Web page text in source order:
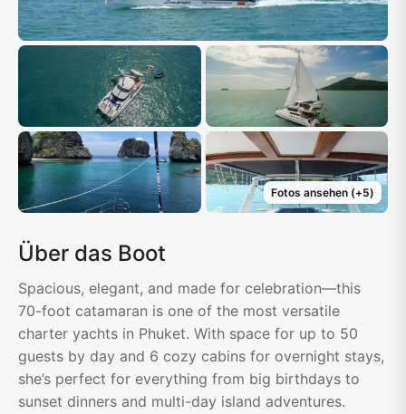
Fotos ansehen(+5)
Über das Boot
Spacious, elegant, and made for celebration—this
70-foot catamaran is one of the most versatile
charter yachts in Phuket. With space for up to 50
guests by day and 6 cozy cabins for overnight stays,
she’s perfect for everything from big birthdays to
sunset dinners and multi-day island adventures.